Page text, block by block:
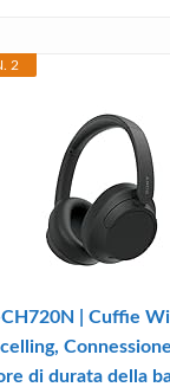
2
| Cuffie
di durata della